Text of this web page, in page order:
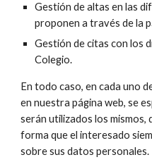
Gestión de altas en las
proponen a través de la
Gestión de citas con los
Colegio.
En todo caso, en cada uno
en nuestra página web, se
serán utilizados los mismos,
forma que el interesado
sobre sus datos personales.